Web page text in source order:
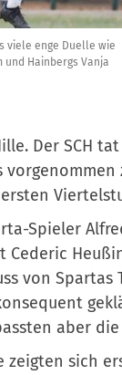
viele enge Duelle wie
und Hainbergs Vanja
Der SCH
Spieler
Cederic
von
aber die
sich